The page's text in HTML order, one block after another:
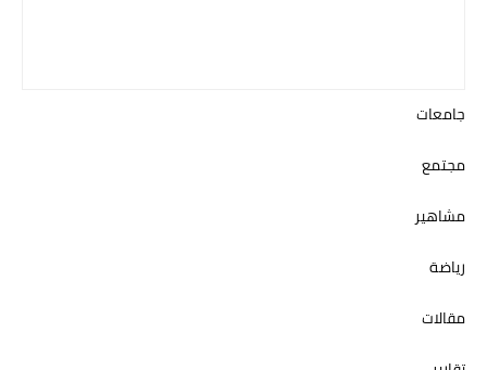
جامعات
مجتمع
مشاهير
رياضة
مقالات